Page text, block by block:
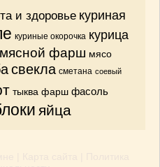
и здоровье куриная
куриные окорочка курица
мясной фарш мясо
свекла сметана соевый
тыква фарш фасоль
яйца